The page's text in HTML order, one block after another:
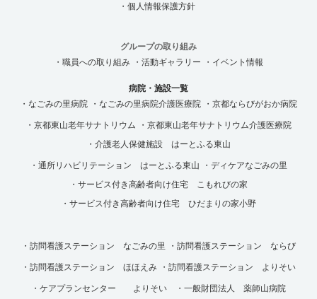
・個人情報保護方針
グループの取り組み
・職員への取り組み
・活動ギャラリー ・イベント情報
病院・施設一覧
・なごみの里病院
・なごみの里病院介護医療院 ・京都ならびがおか病院
・京都東山老年サナトリウム
・京都東山老年サナトリウム介護医療院
・介護老人保健施設 はーとふる東山
・通所リハビリテーション はーとふる東山
・ディケアなごみの里
・サービス付き高齢者向け住宅 こもれびの家
・サービス付き高齢者向け住宅 ひだまりの家小野
・訪問看護ステーション なごみの里 ・訪問看護ステーション ならび
・訪問看護ステーション ほほえみ ・訪問看護ステーション よりそい
・ケアプランセンター よりそい ・一般財団法人 薬師山病院